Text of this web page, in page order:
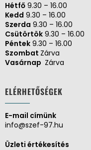
Hétfő 9.30 – 16.00
Kedd 9.30 – 16.00
Szerda 9.30 – 16.00
Csütörtök 9.30 – 16.00
Péntek 9.30 – 16.00
Szombat Zárva
Vasárnap Zárva
ELÉRHETŐSÉGEK
E-mail címünk
info@szef-97.hu
Üzleti értékesítés